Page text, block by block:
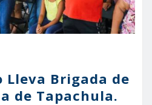
Brigada de
de Tapachula.